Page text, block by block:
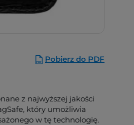
Pobierz do PDF
z najwyższej jakości
który umożliwia
w tę technologię.